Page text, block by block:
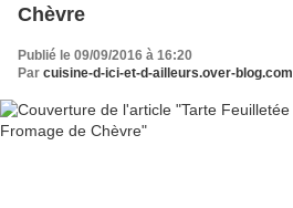
Chèvre
Publié le 09/09/2016 à 16:20
Par cuisine-d-ici-et-d-ailleurs.over-blog.com